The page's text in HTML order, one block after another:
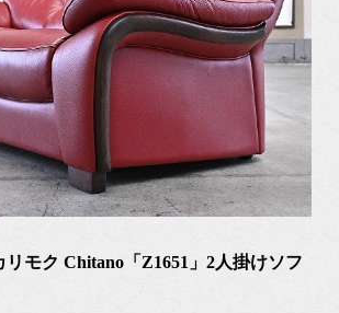
リモク Chitano「Z1651」2人掛けソフ